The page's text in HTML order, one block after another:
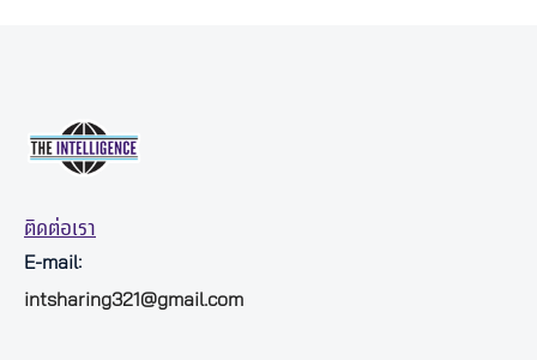
ติดต่อเรา
E-mail:
intsharing321@gmail.com